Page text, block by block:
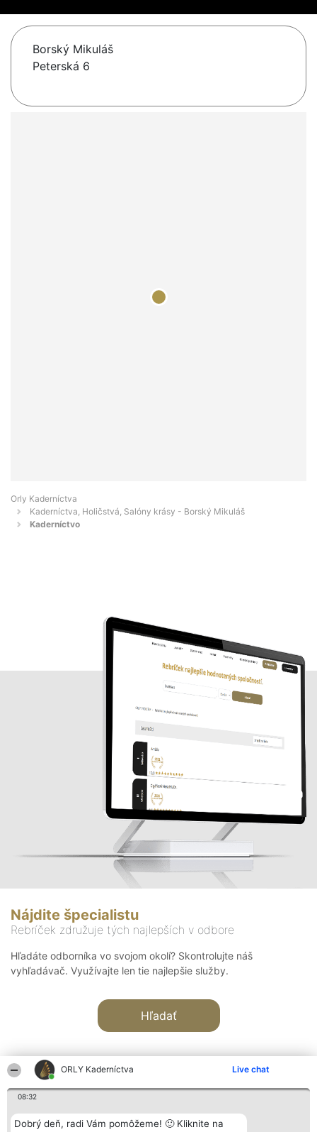
ORLY Kaderníctva Live chat
08:32
Dobrý deň, radi Vám pomôžeme! 🙂 Kliknite na
Borský Mikuláš
Peterská 6
Orly Kaderníctva
Kaderníctva, Holičstvá, Salóny krásy - Borský Mikuláš
Kaderníctvo
Nájdite špecialistu
Rebríček združuje tých najlepších v odbore
Hľadáte odborníka vo svojom okolí? Skontrolujte náš
vyhľadávač. Využívajte len tie najlepšie služby.
Hľadať
Organizátor hodnotenia
Bright Side Solutions sp. z o.
Hodnotenie
Laureáti
Kontakt
Kontakt